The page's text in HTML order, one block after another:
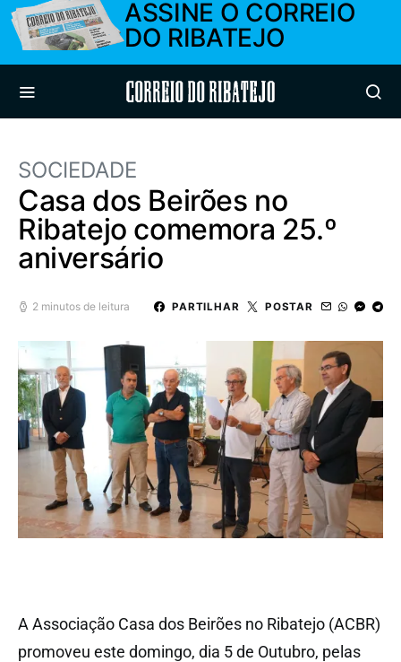
ASSINE O CORREIO
DO RIBATEJO
Correio do Ribatejo
SOCIEDADE
Casa dos Beirões no
Ribatejo comemora 25.º
aniversário
2 minutos de leitura PARTILHAR POSTAR
A Associação Casa dos Beirões no Ribatejo (ACBR)
promoveu este domingo, dia 5 de Outubro, pelas